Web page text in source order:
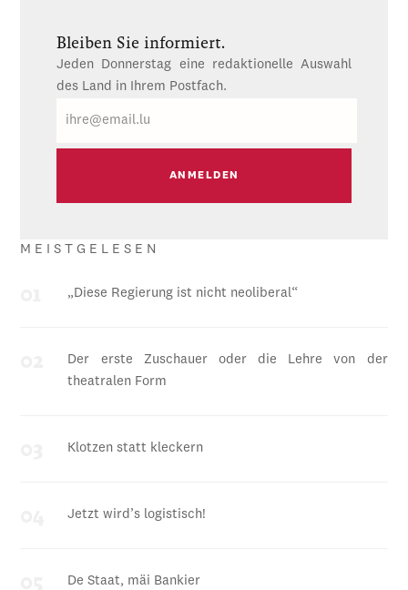
Bleiben Sie informiert.
Jeden Donnerstag eine redaktionelle Auswahl
des Land in Ihrem Postfach.
Mail
MEISTGELESEN
„Diese Regierung ist nicht neoliberal“
Der erste Zuschauer oder die Lehre von der
theatralen Form
Klotzen statt kleckern
Jetzt wird’s logistisch!
De Staat, mäi Bankier